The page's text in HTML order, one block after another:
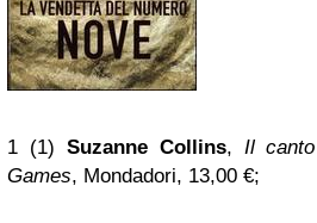
1 (1) Suzanne Collins, Il
Games, Mondadori, 13,00 €;